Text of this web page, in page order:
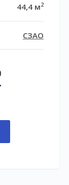
44,4 м2
СЗАО